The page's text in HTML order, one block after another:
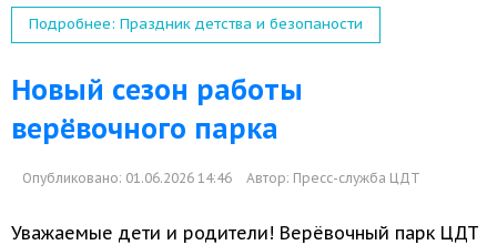
Подробнее: Праздник детства и безопаности
Новый сезон работы
верёвочного парка
Опубликовано: 01.06.2026 14:46 Автор: Пресс-служба ЦДТ
Уважаемые дети и родители! Верёвочный парк ЦДТ